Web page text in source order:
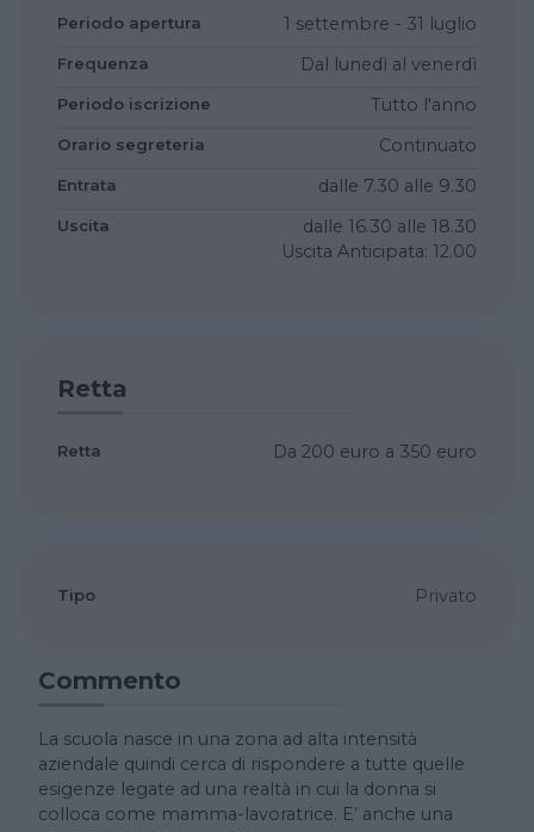
Periodo apertura 1 settembre - 31 luglio
Frequenza Dal lunedì al venerdì
Periodo iscrizione Tutto l'anno
Orario segreteria Continuato
Entrata dalle 7.30 alle 9.30
Uscita dalle 16.30 alle 18.30
Uscita Anticipata: 12.00
Retta
Retta Da 200 euro a 350 euro
Tipo Privato
Commento
La scuola nasce in una zona ad alta intensità
aziendale quindi cerca di rispondere a tutte quelle
esigenze legate ad una realtà in cui la donna si
colloca come mamma-lavoratrice. E’ anche una